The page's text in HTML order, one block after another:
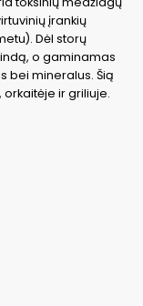
įrankių
Dėl storų
o gaminamas
bei mineralus. Šią
ir griliuje.